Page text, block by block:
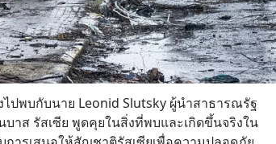
ไปพบกับนาย Leonid Slutsky ผู้นำสาธารณรัฐ
าส รัสเซีย พูดคุยในสิ่งที่พบและเกิดขึ้นจริงใน